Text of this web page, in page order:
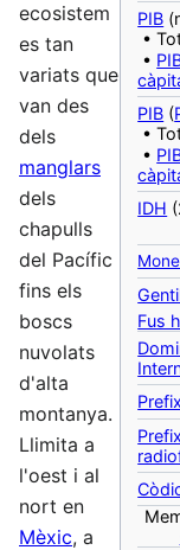
PIB
•
•
PIB (
•
•
IDH
Fus
Prefix
ecosistem
es tan
variats que
van des
dels
manglars
dels
chapulls
del Pacífic
fins els
boscs
nuvolats
d'alta
montanya.
Llimita a
l'oest i al
nort en
Mèxic, a